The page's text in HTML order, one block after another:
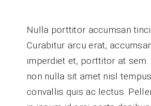
Nulla porttitor accumsan
Curabitur arcu erat,
imperdiet et, porttitor at sem.
non nulla sit amet nisl tempus
convallis quis ac lectus.